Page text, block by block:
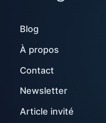
Blog
À propos
Contact
Newsletter
Article invité